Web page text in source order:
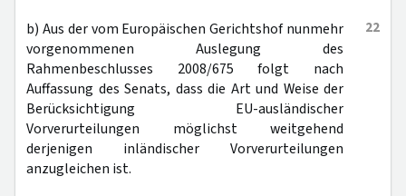
22
b) Aus der vom Europäischen Gerichtshof nunmehr
vorgenommenen Auslegung des
Rahmenbeschlusses 2008/675 folgt nach
Auffassung des Senats, dass die Art und Weise der
Berücksichtigung EU-ausländischer
Vorverurteilungen möglichst weitgehend
derjenigen inländischer Vorverurteilungen
anzugleichen ist.